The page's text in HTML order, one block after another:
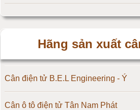
Hãng sản xuất
Cân điện tử B.E.L Engineering - Ý
Cân ô tô điện tử Tân Nam Phát